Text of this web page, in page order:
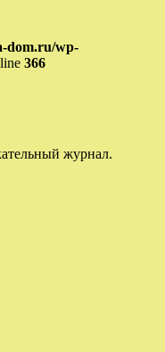
dom.ru/wp-
366
журнал.